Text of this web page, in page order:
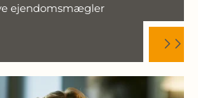
ejendomsmægler